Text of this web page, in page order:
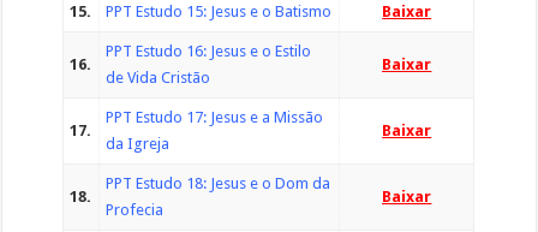
15. PPT Estudo 15: Jesus e o Batismo Baixar
16.
PPT Estudo 16: Jesus e o Estilo
de Vida Cristão
Baixar
17.
PPT Estudo 17: Jesus e a Missão
da Igreja
Baixar
18.
PPT Estudo 18: Jesus e o Dom da
Profecia
Baixar